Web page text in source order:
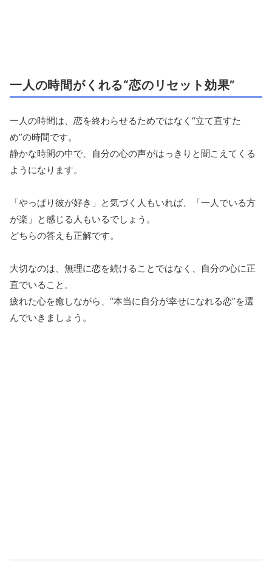
一人の時間がくれる“恋のリセット効果”
一人の時間は、恋を終わらせるためではなく“立て直すた
め”の時間です。
静かな時間の中で、自分の心の声がはっきりと聞こえてくる
ようになります。
「やっぱり彼が好き」と気づく人もいれば、「一人でいる方
が楽」と感じる人もいるでしょう。
どちらの答えも正解です。
大切なのは、無理に恋を続けることではなく、自分の心に正
直でいること。
疲れた心を癒しながら、“本当に自分が幸せになれる恋”を選
んでいきましょう。